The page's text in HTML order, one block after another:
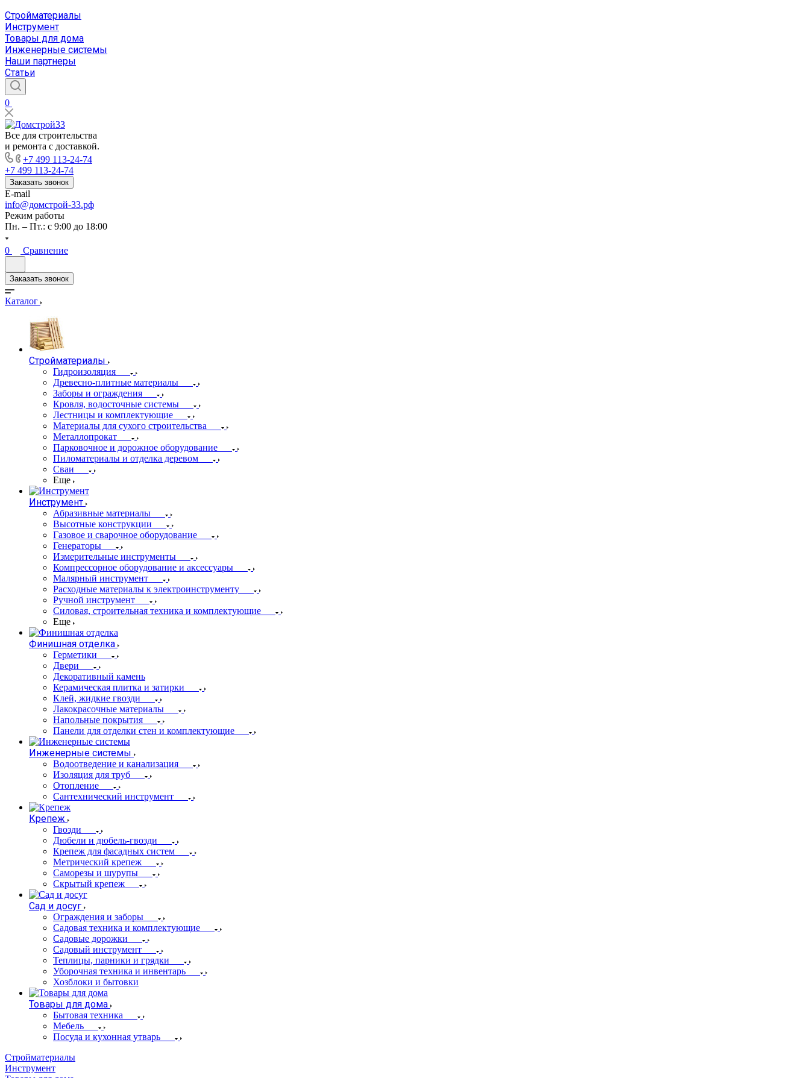
Стройматериалы
Инструмент
Товары для дома
Инженерные системы
Наши партнеры
Статьи
0
Все для строительства
и ремонта с доставкой.
+7 499 113-24-74
+7 499 113-24-74
Заказать звонок
E-mail
info@домстрой-33.рф
Режим работы
Пн. – Пт.: с 9:00 до 18:00
0 Сравнение
Заказать звонок
Каталог
Стройматериалы
Гидроизоляция
Древесно-плитные материалы
Заборы и ограждения
Кровля, водосточные системы
Лестницы и комплектующие
Материалы для сухого строительства
Металлопрокат
Парковочное и дорожное оборудование
Пиломатериалы и отделка деревом
Сваи
Еще
Инструмент
Абразивные материалы
Высотные конструкции
Газовое и сварочное оборудование
Генераторы
Измерительные инструменты
Компрессорное оборудование и аксессуары
Малярный инструмент
Расходные материалы к электроинструменту
Ручной инструмент
Силовая, строительная техника и комплектующие
Еще
Финишная отделка
Герметики
Двери
Декоративный камень
Керамическая плитка и затирки
Клей, жидкие гвозди
Лакокрасочные материалы
Напольные покрытия
Панели для отделки стен и комплектующие
Инженерные системы
Водоотведение и канализация
Изоляция для труб
Отопление
Сантехнический инструмент
Крепеж
Гвозди
Дюбели и дюбель-гвозди
Крепеж для фасадных систем
Метрический крепеж
Саморезы и шурупы
Скрытый крепеж
Сад и досуг
Ограждения и заборы
Садовая техника и комплектующие
Садовые дорожки
Садовый инструмент
Теплицы, парники и грядки
Уборочная техника и инвентарь
Хозблоки и бытовки
Товары для дома
Бытовая техника
Мебель
Посуда и кухонная утварь
Стройматериалы
Инструмент